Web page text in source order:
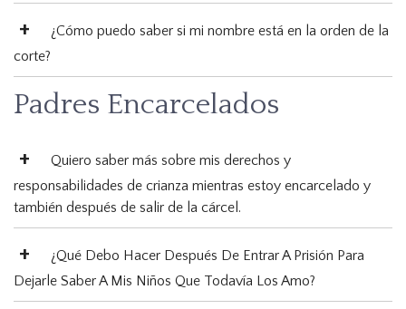
¿Cómo puedo saber si mi nombre está en la orden de la
corte?
Padres Encarcelados
Quiero saber más sobre mis derechos y
responsabilidades de crianza mientras estoy encarcelado y
también después de salir de la cárcel.
¿Qué Debo Hacer Después De Entrar A Prisión Para
Dejarle Saber A Mis Niños Que Todavía Los Amo?